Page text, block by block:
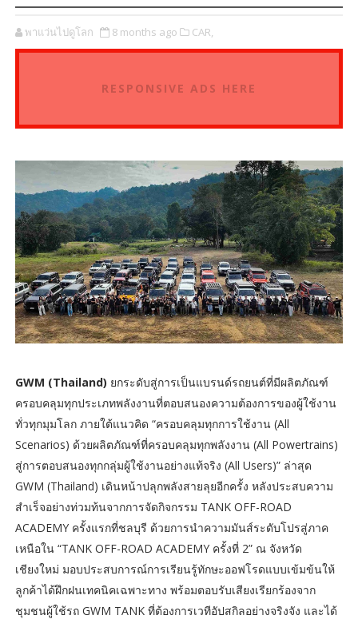
พาแว่นไปดูโลก 8 months ago CAR,
RESPONSIVE ADS HERE
GWM (Thailand) ยกระดับสู่การเป็นแบรนด์รถยนต์ที่มีผลิตภัณฑ์
ครอบคลุมทุกประเภทพลังงานที่ตอบสนองความต้องการของผู้ใช้งาน
ทั่วทุกมุมโลก ภายใต้แนวคิด “ครอบคลุมทุกการใช้งาน (All
Scenarios) ด้วยผลิตภัณฑ์ที่ครอบคลุมทุกพลังงาน (All Powertrains)
สู่การตอบสนองทุกกลุ่มผู้ใช้งานอย่างแท้จริง (All Users)” ล่าสุด
GWM (Thailand) เดินหน้าปลุกพลังสายลุยอีกครั้ง หลังประสบความ
สำเร็จอย่างท่วมท้นจากการจัดกิจกรรม TANK OFF-ROAD
ACADEMY ครั้งแรกที่ชลบุรี ด้วยการนำความมันส์ระดับโปรสู่ภาค
เหนือใน “TANK OFF-ROAD ACADEMY ครั้งที่ 2” ณ จังหวัด
เชียงใหม่ มอบประสบการณ์การเรียนรู้ทักษะออฟโรดแบบเข้มข้นให้
ลูกค้าได้ฝึกฝนเทคนิคเฉพาะทาง พร้อมตอบรับเสียงเรียกร้องจาก
ชุมชนผู้ใช้รถ GWM TANK ที่ต้องการเวทีอัปสกิลอย่างจริงจัง และได้